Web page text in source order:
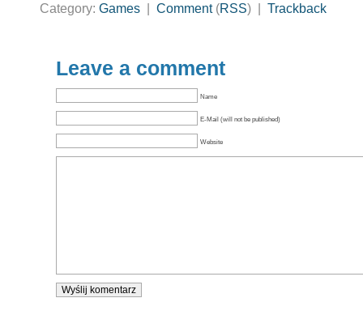
Category: Games Comment(RSS) | Trackback
Leave a comment
Name
E-Mail (will not be published)
Website